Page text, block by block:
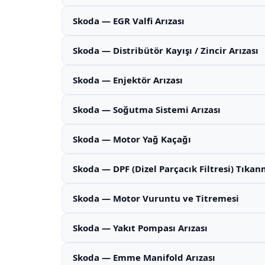
Skoda — EGR Valfi Arızası
Skoda — Distribütör Kayışı / Zincir Arızası
Skoda — Enjektör Arızası
Skoda — Soğutma Sistemi Arızası
Skoda — Motor Yağ Kaçağı
Skoda — DPF (Dizel Parçacık Filtresi)
Skoda — Motor Vuruntu ve Titremesi
Skoda — Yakıt Pompası Arızası
Skoda — Emme Manifold Arızası